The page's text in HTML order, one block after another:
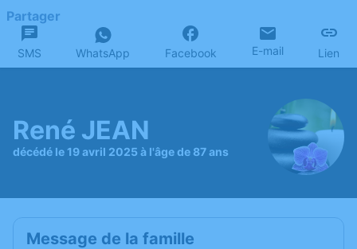
Partager
SMS WhatsApp Facebook E-mail Lien
René JEAN
décédé le 19 avril 2025 à l'âge de 87 ans
Message de la famille